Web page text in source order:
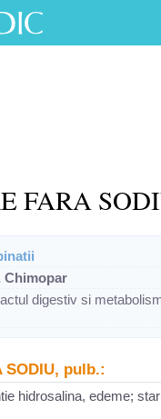
FARA
Chimopar
digestiv si
SODIU, pulb.:
hidrosalina, edeme;